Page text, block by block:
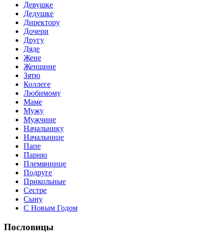
Девушке
Дедушке
Директору
Дочери
Другу
Дяде
Жене
Женщине
Зятю
Коллеге
Любимому
Маме
Мужу
Мужчине
Начальнику
Начальнице
Папе
Парню
Племяннице
Подруге
Прикольные
Сестре
Сыну
С Новым Годом
Пословицы